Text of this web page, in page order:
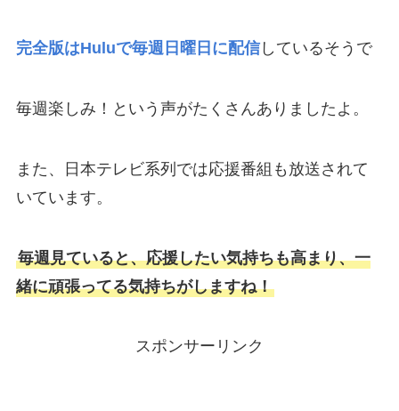
完全版はHuluで毎週日曜日に配信しているそうで
毎週楽しみ！という声がたくさんありましたよ。
また、日本テレビ系列では応援番組も放送されて
いています。
毎週見ていると、応援したい気持ちも高まり、一
緒に頑張ってる気持ちがしますね！
スポンサーリンク